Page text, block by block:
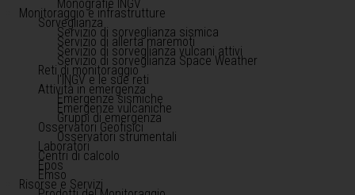
Monografie INGV
Monitoraggio e infrastrutture
Sorveglianza
Servizio di sorveglianza sismica
Servizio di allerta maremoti
Servizio di sorveglianza vulcani attivi
Servizio di sorveglianza Space Weather
Reti di monitoraggio
l'INGV e le sue reti
Attività in emergenza
Emergenze sismiche
Emergenze vulcaniche
Gruppi di emergenza
Osservatori Geofisici
Osservatori strumentali
Laboratori
Centri di calcolo
Epos
Emso
Risorse e Servizi